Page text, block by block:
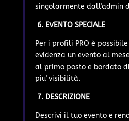
singolarmente dall'admin
6. EVENTO SPECIALE
Per i profili PRO è
evidenza un evento al
al primo posto e bordato
piu' visibilità.
7. DESCRIZIONE
Descrivi il tuo evento e